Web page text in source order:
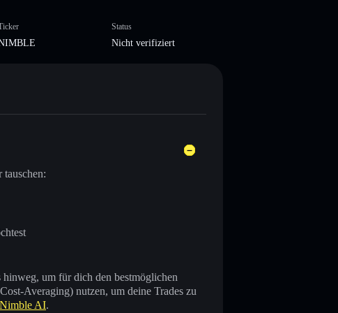
Status
Nicht verifiziert
tauschen:
um für dich den bestmöglichen
Averaging) nutzen, um deine Trades zu
AI.